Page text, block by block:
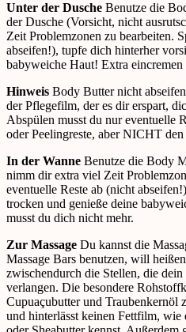
Unter der Dusche Benutze die
der Dusche (Vorsicht, nicht
Zeit Problemzonen zu bearbeiten.
abseifen!), tupfe dich hinterher
babyweiche Haut! Extra
Hinweis Body Butter nicht
der Pflegefilm, der es dir erspart,
Abspülen musst du nur eventuelle
oder Peelingreste, aber NICHT
In der Wanne Benutze die Body
nimm dir extra viel Zeit
eventuelle Reste ab (nicht
trocken und genieße deine
musst du dich nicht mehr.
Zur Massage Du kannst die
Massage Bars benutzen, will
zwischendurch die Stellen, die
verlangen. Die besondere
Cupuaçubutter und Traubenkernöl
und hinterlässt keinen Fettfilm,